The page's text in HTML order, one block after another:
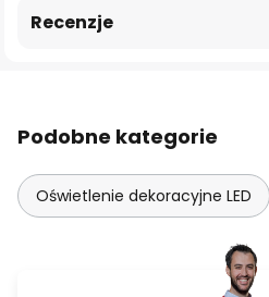
Recenzje
Podobne kategorie
Oświetlenie dekoracyjne LED